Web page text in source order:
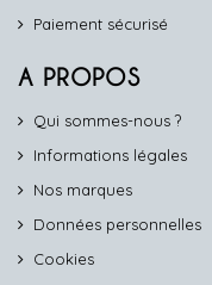
Paiement sécurisé
A PROPOS
Qui sommes-nous ?
Informations légales
Nos marques
Données personnelles
Cookies